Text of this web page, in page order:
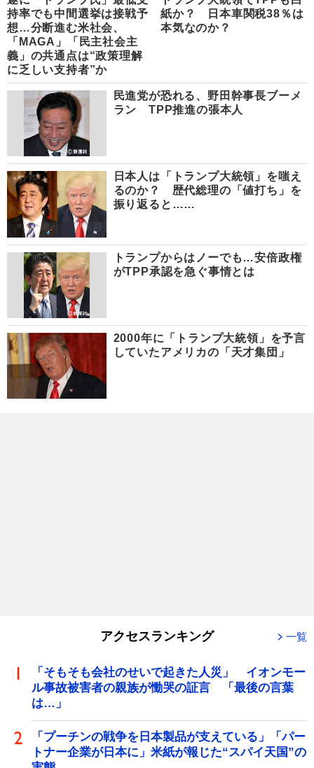
持率でも中間選挙は接戦予
想…分断進む米社会、
「MAGA」「民主社会主
義」の共通点は“政策理解
に乏しい支持者”か
紙か？ 日本車関税38％は
本気なのか？
民進党が恐れる、野田幹事長ブーメ
ラン TPP推進の張本人
日本人は「トランプ大統領」を嗤え
るのか？ 歴代総理の「値打ち」を
振り返ると……
トランプからはノーでも…安倍政権
がTPP承認を急ぐ事情とは
2000年に「トランプ大統領」を予言
していたアメリカの「天才集団」
アクセスランキング 一覧
「そもそも会社のせいで起きた人災」 イオンモー
ル事故被害者の親族が慟哭の証言 「最後の言葉
は…」
「プーチンの戦争を日本製品が支えている」「パー
トナー企業が日本に」米紙が報じた“スパイ天国”の